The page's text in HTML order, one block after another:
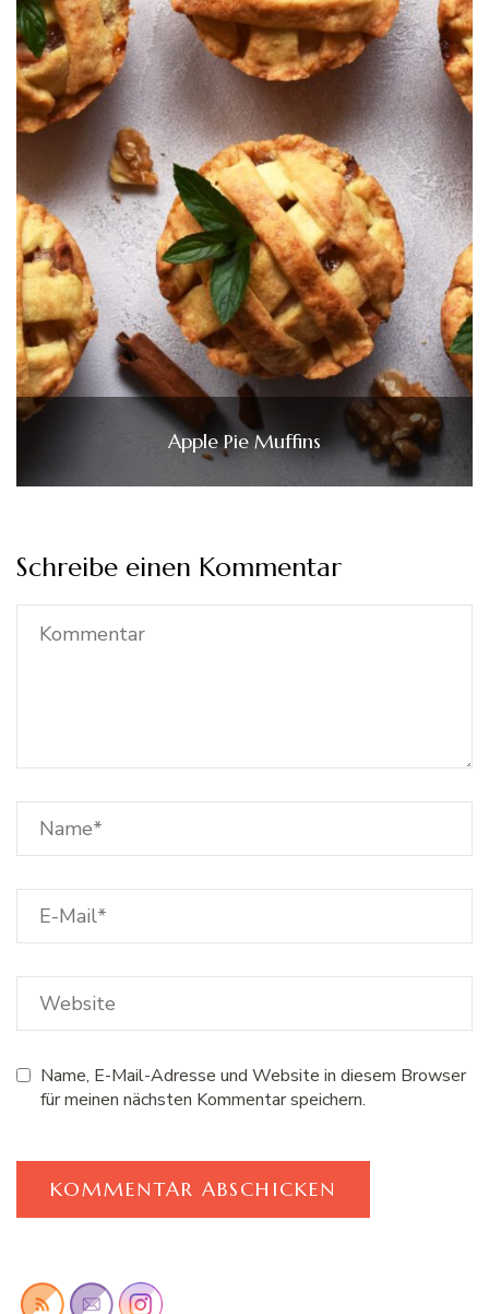
Apple Pie Muffins
Schreibe einen Kommentar
Name, E-Mail-Adresse und Website in diesem Browser
für meinen nächsten Kommentar speichern.